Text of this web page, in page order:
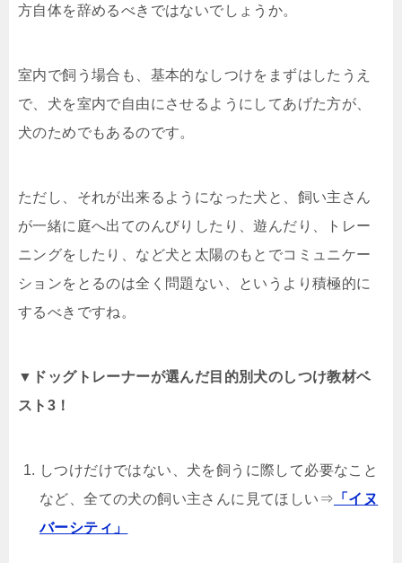
方自体を辞めるべきではないでしょうか。
室内で飼う場合も、基本的なしつけをまずはしたうえ
で、犬を室内で自由にさせるようにしてあげた方が、
犬のためでもあるのです。
ただし、それが出来るようになった犬と、飼い主さん
が一緒に庭へ出てのんびりしたり、遊んだり、トレー
ニングをしたり、など犬と太陽のもとでコミュニケー
ションをとるのは全く問題ない、というより積極的に
するべきですね。
▼ドッグトレーナーが選んだ目的別犬のしつけ教材ベ
スト3！
しつけだけではない、犬を飼うに際して必要なこと
など、全ての犬の飼い主さんに見てほしい⇒ 「イヌ
バーシティ」